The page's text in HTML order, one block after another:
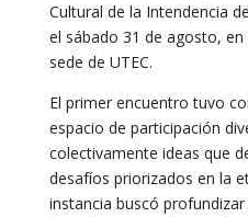
Cultural de la Intendencia
el sábado 31 de agosto,
sede de UTEC.
El primer encuentro tuvo
espacio de participación
colectivamente ideas que
desafíos priorizados en la
instancia buscó